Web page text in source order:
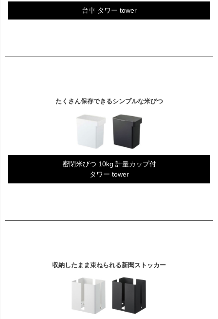
台車 タワー tower
たくさん保存できるシンプルな米びつ
密閉米びつ 10kg 計量カップ付
タワー tower
収納したまま束ねられる新聞ストッカー